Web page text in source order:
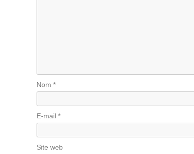
Nom*
E-mail*
Site web